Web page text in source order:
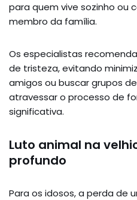
para quem vive sozinho ou
membro da família.
Os especialistas
de tristeza, evitando
amigos ou buscar grupos
atravessar o processo de
significativa.
Luto animal na
profundo
Para os idosos, a perda de